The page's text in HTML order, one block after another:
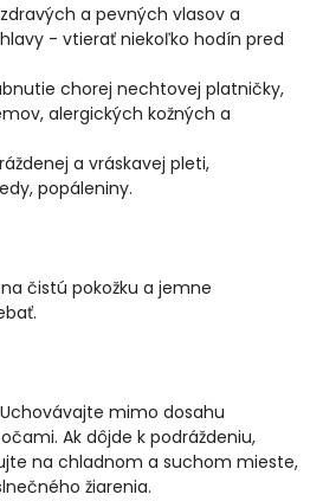
a pevných vlasov a
- vtierať niekoľko hodín pred
chorej nechtovej platničky,
alergických kožných a
a vráskavej pleti,
popáleniny.
čistú pokožku a jemne
Uchovávajte mimo dosahu
Ak dôjde k podráždeniu,
na chladnom a suchom mieste,
žiarenia.